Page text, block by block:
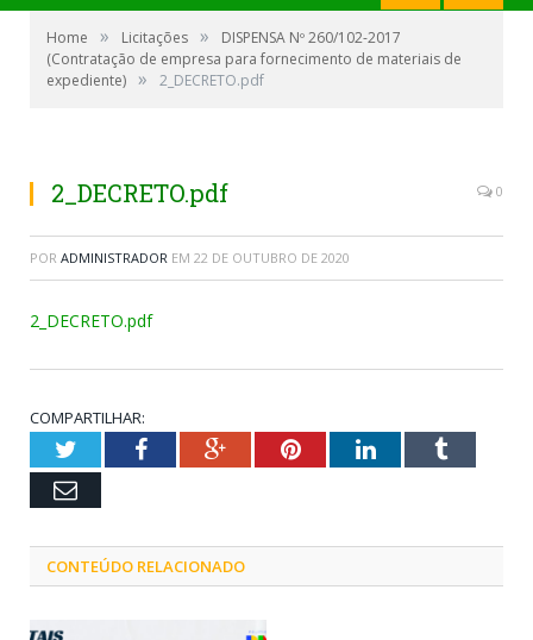
Home » Licitações »
DISPENSA Nº 260/102-2017
(Contratação de empresa para fornecimento de materiais de
expediente) » 2_DECRETO.pdf
2_DECRETO.pdf 0
POR ADMINISTRADOR EM 22 DE OUTUBRO DE 2020
2_DECRETO.pdf
COMPARTILHAR:
TwitterFacebookGoogle+PinterestLinkedInTumblr
Email
CONTEÚDO RELACIONADO